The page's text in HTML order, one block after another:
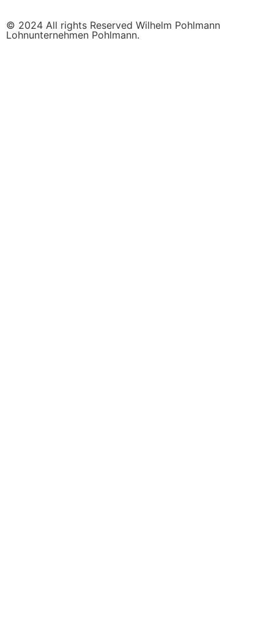
© 2024 All rights Reserved Wilhelm Pohlmann
Lohnunternehmen Pohlmann.